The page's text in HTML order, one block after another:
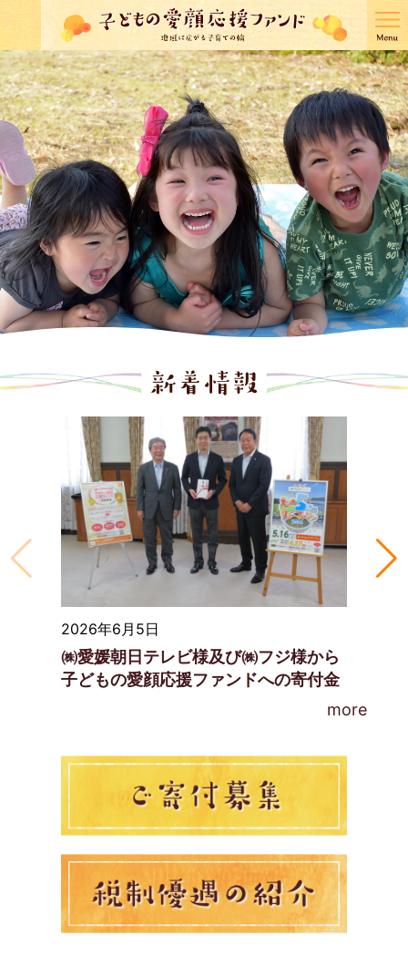
2026年6月5日
㈱愛媛朝日テレビ様及び㈱フジ様から
子どもの愛顔応援ファンドへの寄付金
more